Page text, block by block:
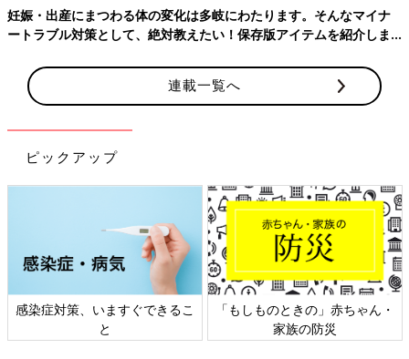
はなかったです。それよりも術後の痛みが激しくて、つらかった
です。
――家族もびっくりしたかと思います。
小須田 話を聞いたときは驚いたかとは思います。でも、僕の前
で悲しむことはなく、今までどおり接してくれたので救われまし
た。
――退院後も精神的につらく感じることはありませんでしたか？
小須田 「一度は落ち込み、そこからはい上がって今がありま
す」と言いたいところですが(笑)、それがないんです。リハビリ
中も自宅で静養していましたが、メンタル面は落ちることはあり
ませんでした。事故をした年の夏は人生でいちばん遊びました
し、翌年の1月には事務員として
職場復帰 もしました。
妊娠・出産にまつわる体の変化は多岐にわたります。そんなマイナ
ートラブル対策として、絶対教えたい！保存版アイテムを紹介しま
連載一覧へ
ピックアップ
感染症対策、いますぐできるこ
と
「もしものときの」赤ちゃん・
家族の防災